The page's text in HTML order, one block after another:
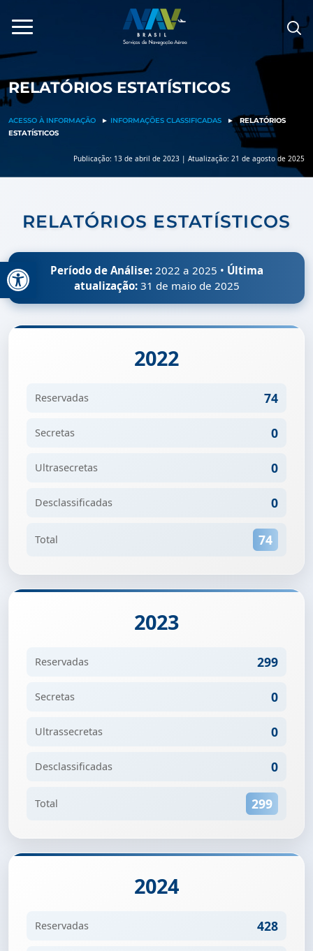
Barra de Ferramentas Aberta
para
conteúdo
RELATÓRIOS ESTATÍSTICOS
ACESSO À INFORMAÇÃO ► INFORMAÇÕES CLASSIFICADAS ► RELATÓRIOS
ESTATÍSTICOS
Publicação: 13 de abril de 2023 | Atualização: 21 de agosto de 2025
RELATÓRIOS ESTATÍSTICOS
Período de Análise:2022 a 2025 • Última
atualização:31 de maio de 2025
2022
Reservadas 74
Secretas 0
Ultrasecretas 0
Desclassificadas 0
Total 74
2023
Reservadas 299
Secretas 0
Ultrassecretas 0
Desclassificadas 0
Total 299
2024
Reservadas 428